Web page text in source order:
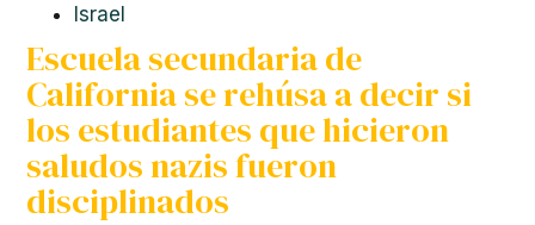
Israel
Escuela secundaria de
California se rehúsa a decir si
los estudiantes que hicieron
saludos nazis fueron
disciplinados